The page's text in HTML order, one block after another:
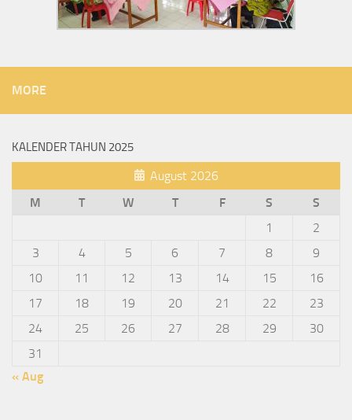
MORE
KALENDER TAHUN 2025
August 2026
M
T W T F S
S
1
2
3
4 5 6 7 8
9
10
11 12 13 14 15
16
17
18 19 20 21 22
23
24
25 26 27 28 29
30
31
« Aug